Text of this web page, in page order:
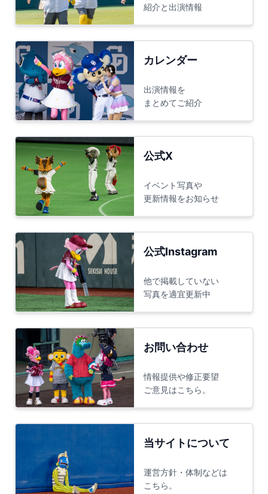
紹介と出演情報
カレンダー
出演情報を
まとめてご紹介
公式X
イベント写真や
更新情報をお知らせ
公式Instagram
他で掲載していない
写真を適宜更新中
お問い合わせ
情報提供や修正要望
ご意見はこちら。
当サイトについて
運営方針・体制などは
こちら。